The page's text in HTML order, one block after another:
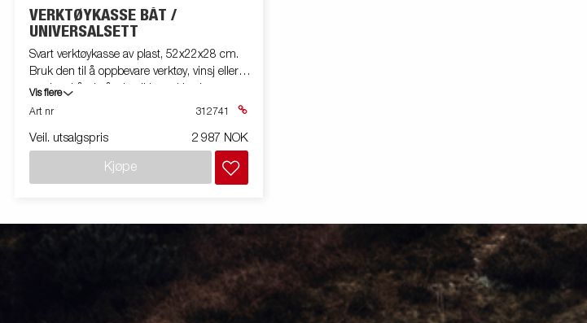
VERKTØYKASSE BÅT /
UNIVERSALSETT
Svart verktøykasse av plast, 52x22x28 cm.
Bruk den til å oppbevare verktøy, vinsj eller
surringsbånd når den ikke er i bruk.
Verktøykassen er utstyrt med en lås inkl. to
monteringssett. Passer til båthengere og
Vis flere
Art nr
312741
Veil. utsalgspris 2 987 NOK
Kjøpe